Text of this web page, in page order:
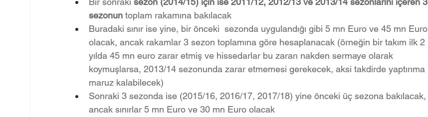
sezonun toplam rakamına bakılacak
Buradaki sınır ise yine, bir önceki  sezonda uygulandığı gibi 5 mn Euro ve 45 mn Euro
olacak, ancak rakamlar 3 sezon toplamına göre hesaplanacak (örneğin bir takım ilk 2
yılda 45 mn euro zarar etmiş ve hissedarlar bu zararı nakden sermaye olarak
koymuşlarsa, 2013/14 sezonunda zarar etmemesi gerekecek, aksi takdirde yaptırıma
maruz kalabilecek)
Sonraki 3 sezonda ise (2015/16, 2016/17, 2017/18) yine önceki üç sezona bakılacak,
ancak sınırlar 5 mn Euro ve 30 mn Euro olacak